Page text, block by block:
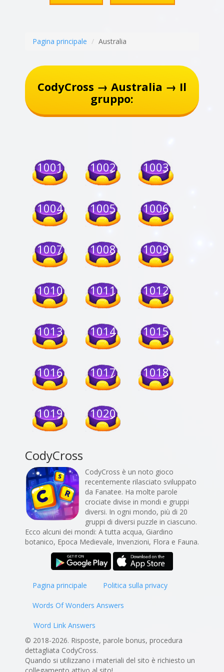
Pagina principale Australia
CodyCross → Australia → Il
gruppo:
1001 1002 1003
1004 1005 1006
1007 1008 1009
1010 1011 1012
1013 1014 1015
1016 1017 1018
1019 1020
CodyCross
CodyCross è un noto gioco
recentemente rilasciato sviluppato
da Fanatee. Ha molte parole
crociate divise in mondi e gruppi
diversi. In ogni mondo, più di 20
gruppi di diversi puzzle in ciascuno.
Ecco alcuni dei mondi: A tutta acqua, Giardino
botanico, Epoca Medievale, Invenzioni, Flora e Fauna.
Pagina principale Politica sulla privacy
Words Of Wonders Answers
Word Link Answers
© 2018-2026. Risposte, parole bonus, procedura
dettagliata CodyCross.
Quando si utilizzano i materiali del sito è richiesto un